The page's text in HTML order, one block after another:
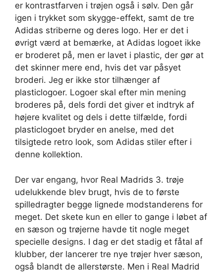
er kontrastfarven i trøjen også i sølv. Den går
igen i trykket som skygge-effekt, samt de tre
Adidas striberne og deres logo. Her er det i
øvrigt værd at bemærke, at Adidas logoet ikke
er broderet på, men er lavet i plastic, der gør at
det skinner mere end, hvis det var påsyet
broderi. Jeg er ikke stor tilhænger af
plasticlogoer. Logoer skal efter min mening
broderes på, dels fordi det giver et indtryk af
højere kvalitet og dels i dette tilfælde, fordi
plasticlogoet bryder en anelse, med det
tilsigtede retro look, som Adidas stiler efter i
denne kollektion.
Der var engang, hvor Real Madrids 3. trøje
udelukkende blev brugt, hvis de to første
spilledragter begge lignede modstanderens for
meget. Det skete kun en eller to gange i løbet af
en sæson og trøjerne havde tit nogle meget
specielle designs. I dag er det stadig et fåtal af
klubber, der lancerer tre nye trøjer hver sæson,
også blandt de allerstørste. Men i Real Madrid